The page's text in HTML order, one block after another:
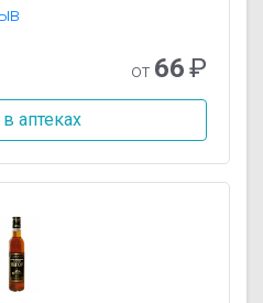
от 66₽
аптеках